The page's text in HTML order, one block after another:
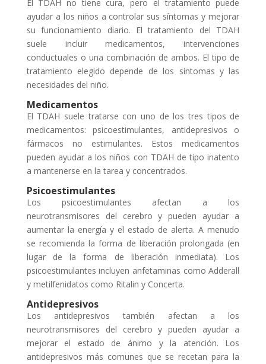
El TDAH no tiene cura, pero el tratamiento puede
ayudar a los niños a controlar sus síntomas y mejorar
su funcionamiento diario. El tratamiento del TDAH
suele incluir medicamentos, intervenciones
conductuales o una combinación de ambos. El tipo de
tratamiento elegido depende de los síntomas y las
necesidades del niño.
Medicamentos
El TDAH suele tratarse con uno de los tres tipos de
medicamentos: psicoestimulantes, antidepresivos o
fármacos no estimulantes. Estos medicamentos
pueden ayudar a los niños con TDAH de tipo inatento
a mantenerse en la tarea y concentrados.
Psicoestimulantes
Los psicoestimulantes afectan a los
neurotransmisores del cerebro y pueden ayudar a
aumentar la energía y el estado de alerta. A menudo
se recomienda la forma de liberación prolongada (en
lugar de la forma de liberación inmediata). Los
psicoestimulantes incluyen anfetaminas como Adderall
y metilfenidatos como Ritalin y Concerta.
Antidepresivos
Los antidepresivos también afectan a los
neurotransmisores del cerebro y pueden ayudar a
mejorar el estado de ánimo y la atención. Los
antidepresivos más comunes que se recetan para la